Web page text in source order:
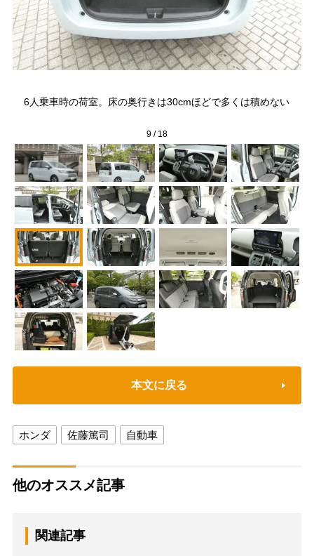
6人乗車時の荷室。床の奥行きは30cmほどで多くは積めない
9 / 18
本文に戻る
ホンダ 佐藤篤司 自動車
他のオススメ記事
関連記事